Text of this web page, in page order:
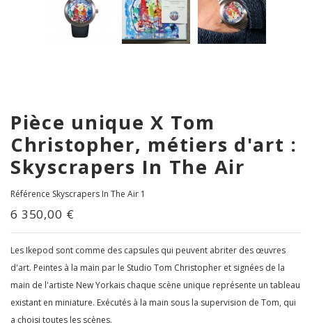
Pièce unique X Tom
Christopher, métiers d'art :
Skyscrapers In The Air
Référence Skyscrapers In The Air 1
6 350,00 €
Les Ikepod sont comme des capsules qui peuvent abriter des œuvres
d'art. Peintes à la main par le Studio Tom Christopher et signées de la
main de l'artiste New Yorkais chaque scène unique représente un tableau
existant en miniature. Exécutés à la main sous la supervision de Tom, qui
a choisi toutes les scènes.